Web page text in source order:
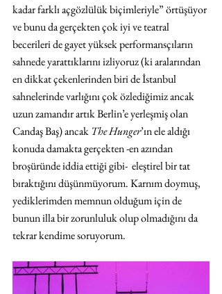
kadar farklı açgözlülük biçimleriyle” örtüşüyor
ve bunu da gerçekten çok iyi ve teatral
becerileri de gayet yüksek performansçıların
sahnede yarattıklarını izliyoruz (ki aralarından
en dikkat çekenlerinden biri de İstanbul
sahnelerinde varlığını çok özlediğimiz ancak
uzun zamandır artık Berlin’e yerleşmiş olan
Candaş Baş) ancak The Hunger’ın ele aldığı
konuda damakta gerçekten -en azından
broşüründe iddia ettiği gibi-  eleştirel bir tat
bıraktığını düşünmüyorum. Karnım doymuş,
yediklerimden memnun olduğum için de
bunun illa bir zorunluluk olup olmadığını da
tekrar kendime soruyorum.